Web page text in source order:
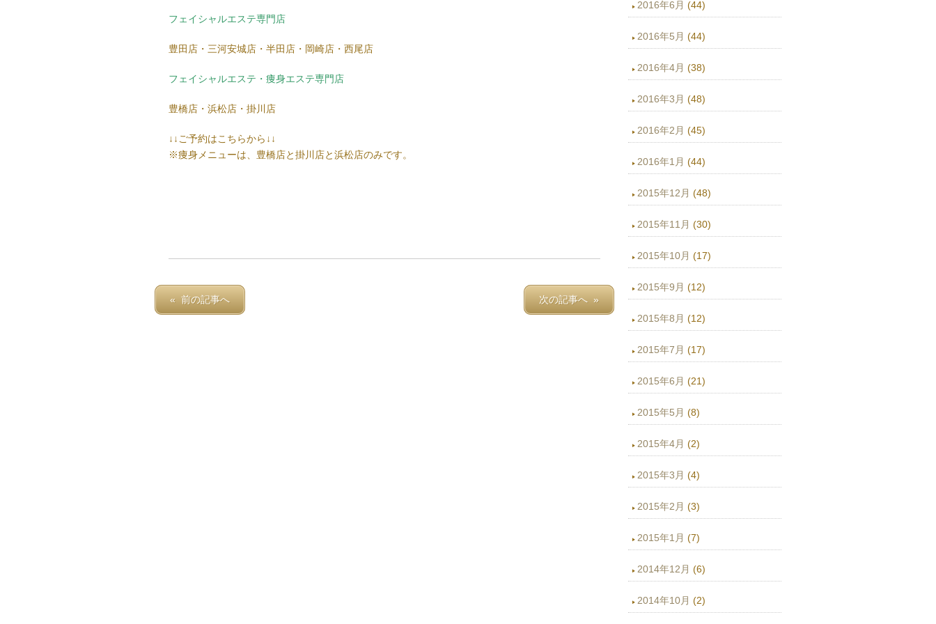
フェイシャルエステ専門店
豊田店・三河安城店・半田店・岡崎店・西尾店
フェイシャルエステ・痩身エステ専門店
豊橋店・浜松店・掛川店
↓↓ご予約はこちらから↓↓
※痩身メニューは、豊橋店と掛川店と浜松店のみです。
« 前の記事へ 次の記事へ »
2016年6月 (44)
2016年5月 (44)
2016年4月 (38)
2016年3月 (48)
2016年2月 (45)
2016年1月 (44)
2015年12月 (48)
2015年11月 (30)
2015年10月 (17)
2015年9月 (12)
2015年8月 (12)
2015年7月 (17)
2015年6月 (21)
2015年5月 (8)
2015年4月 (2)
2015年3月 (4)
2015年2月 (3)
2015年1月 (7)
2014年12月 (6)
2014年10月 (2)